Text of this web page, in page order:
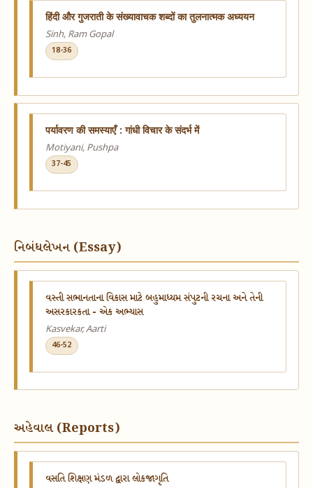
हिंदी और गुजराती के संख्यावाचक शब्दों का तुलनात्मक अध्ययन
Sinh, Ram Gopal
18-36
​​पर्यावरण की समस्याएँ : गांधी विचार के संदर्भ में
Motiyani, Pushpa
37-45
નિબંધલેખન (Essay)
વસ્તી સભાનતાના વિકાસ માટે બહુમાધ્યમ સંપુટની રચના અને તેની
અસરકારકતા - એક અભ્યાસ
Kasvekar, Aarti
46-52
અહેવાલ (Reports)
વસતિ શિક્ષણ મંડળ દ્વારા લોકજાગૃતિ